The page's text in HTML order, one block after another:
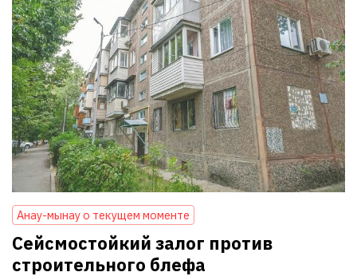
Анау-мынау о текущем моменте
Сейсмостойкий залог против
строительного блефа